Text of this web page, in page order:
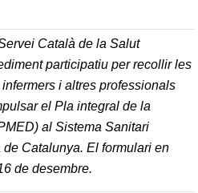
Català de la Salut
participatiu per recollir les
i altres professionals
el Pla integral de la
al Sistema Sanitari
Catalunya. El formulari en
de desembre.